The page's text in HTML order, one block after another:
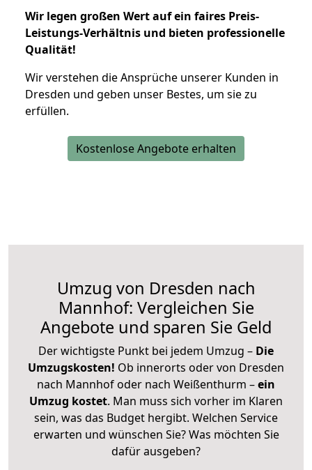
Wir legen großen Wert auf ein faires Preis-
Leistungs-Verhältnis und bieten professionelle
Qualität!
Wir verstehen die Ansprüche unserer Kunden in
Dresden und geben unser Bestes, um sie zu
erfüllen.
Kostenlose Angebote erhalten
Umzug von Dresden nach
Mannhof: Vergleichen Sie
Angebote und sparen Sie Geld
Der wichtigste Punkt bei jedem Umzug – Die
Umzugskosten! Ob innerorts oder von Dresden
nach Mannhof oder nach Weißenthurm –ein
Umzug kostet. Man muss sich vorher im Klaren
sein, was das Budget hergibt. Welchen Service
erwarten und wünschen Sie? Was möchten Sie
dafür ausgeben?